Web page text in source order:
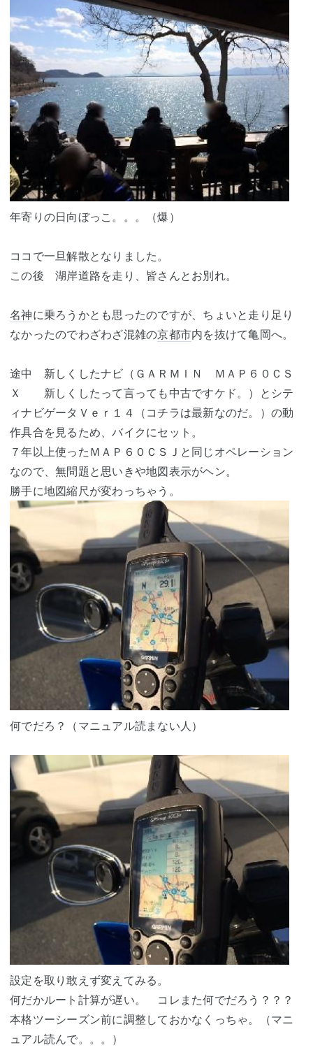
年寄りの日向ぼっこ。。。（爆）
ココで一旦解散となりました。
この後 湖岸道路を走り、皆さんとお別れ。
名神に乗ろうかとも思ったのですが、ちょいと走り足り
なかったのでわざわざ混雑の京都市内を抜けて亀岡へ。
途中 新しくしたナビ（ＧＡＲＭＩＮ ＭＡＰ６０ＣＳ
Ｘ 新しくしたって言っても中古ですケド。）とシテ
ィナビゲータＶｅｒ１４（コチラは最新なのだ。）の動
作具合を見るため、バイクにセット。
７年以上使ったＭＡＰ６０ＣＳＪと同じオペレーション
なので、無問題と思いきや地図表示がヘン。
勝手に地図縮尺が変わっちゃう。
何でだろ？（マニュアル読まない人）
設定を取り敢えず変えてみる。
何だかルート計算が遅い。 コレまた何でだろう？？？
本格ツーシーズン前に調整しておかなくっちゃ。（マニ
ュアル読んで。。。）